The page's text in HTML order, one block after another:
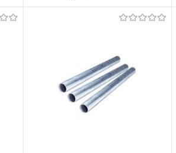
Купить в 1 клик
Сравнение
В избранное